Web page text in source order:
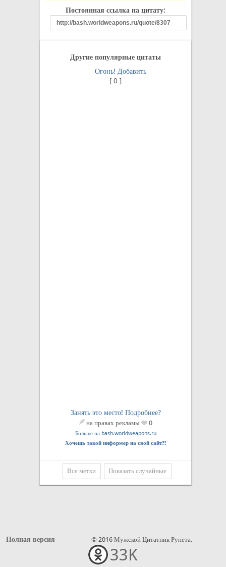
Постоянная ссылка на цитату:
Другие популярные цитаты
Огонь! Добавить
[ 0 ]
Занять это место! Подробнее?
на правах рекламы 0
Больше на bash.worldweapons.ru
Хочешь такой информер на свой сайт?!
Все метки Показать случайные
Полная версия © 2016 Мужской Цитатник Рунета.
33K